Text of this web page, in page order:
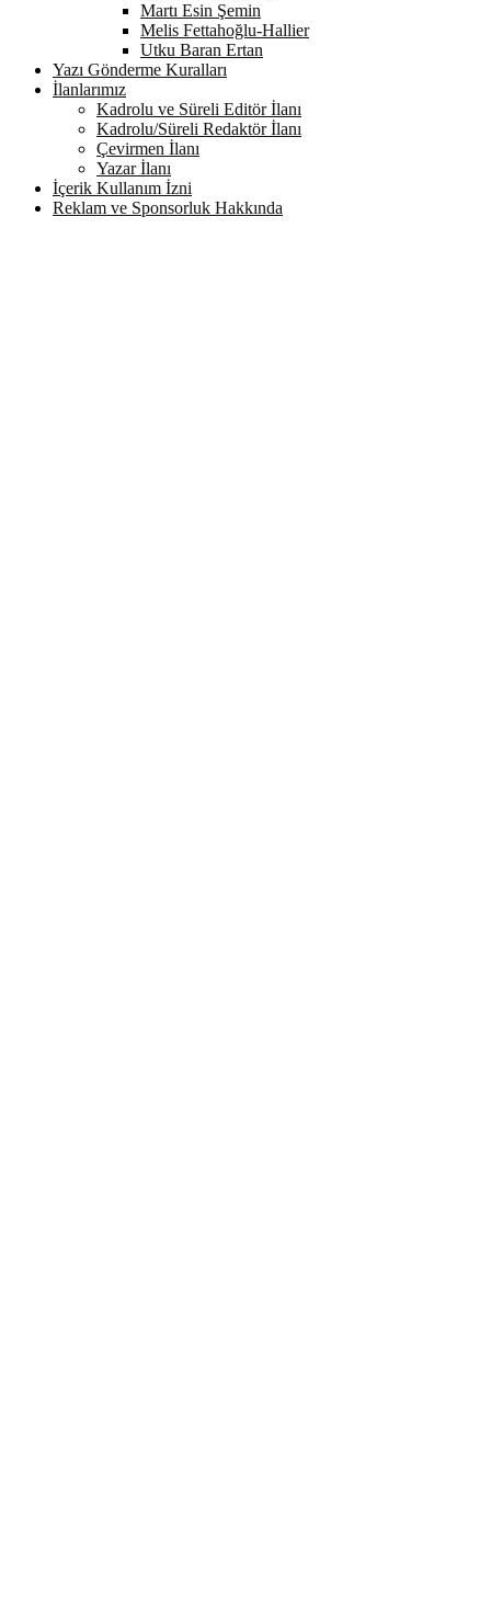
Martı Esin Şemin
Melis Fettahoğlu-Hallier
Utku Baran Ertan
Yazı Gönderme Kuralları
İlanlarımız
Kadrolu ve Süreli Editör İlanı
Kadrolu/Süreli Redaktör İlanı
Çevirmen İlanı
Yazar İlanı
İçerik Kullanım İzni
Reklam ve Sponsorluk Hakkında